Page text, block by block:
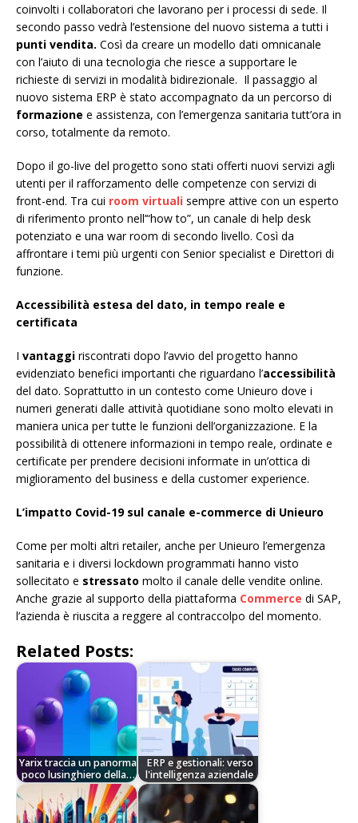
coinvolti i collaboratori che lavorano per i processi di sede. Il
secondo passo vedrà l’estensione del nuovo sistema a tutti i
punti vendita. Così da creare un modello dati omnicanale
con l’aiuto di una tecnologia che riesce a supportare le
richieste di servizi in modalità bidirezionale. Il passaggio al
nuovo sistema ERP è stato accompagnato da un percorso di
formazione e assistenza, con l’emergenza sanitaria tutt’ora in
corso, totalmente da remoto.
Dopo il go-live del progetto sono stati offerti nuovi servizi agli
utenti per il rafforzamento delle competenze con servizi di
front-end. Tra cui room virtuali sempre attive con un esperto
di riferimento pronto nell’“how to”, un canale di help desk
potenziato e una war room di secondo livello. Così da
affrontare i temi più urgenti con Senior specialist e Direttori di
funzione.
Accessibilità estesa del dato, in tempo reale e
certificata
I vantaggi riscontrati dopo l’avvio del progetto hanno
evidenziato benefici importanti che riguardano l’accessibilità
del dato. Soprattutto in un contesto come Unieuro dove i
numeri generati dalle attività quotidiane sono molto elevati in
maniera unica per tutte le funzioni dell’organizzazione. E la
possibilità di ottenere informazioni in tempo reale, ordinate e
certificate per prendere decisioni informate in un’ottica di
miglioramento del business e della customer experience.
L’impatto Covid-19 sul canale e-commerce di Unieuro
Come per molti altri retailer, anche per Unieuro l’emergenza
sanitaria e i diversi lockdown programmati hanno visto
sollecitato e stressato molto il canale delle vendite online.
Anche grazie al supporto della piattaforma Commerce di SAP,
l’azienda è riuscita a reggere al contraccolpo del momento.
Related Posts:
Yarix traccia un panorma
poco lusinghiero della…
ERP e gestionali: verso
l'intelligenza aziendale